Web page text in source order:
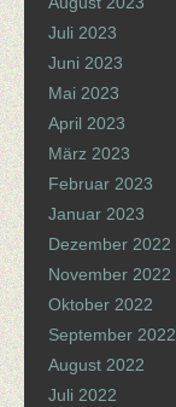
Juli 2023
Juni 2023
Mai 2023
April 2023
März 2023
Februar 2023
Januar 2023
Dezember 2022
November 2022
Oktober 2022
September 2022
August 2022
Juli 2022